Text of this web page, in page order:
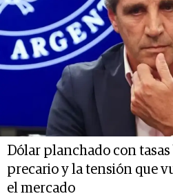
Dólar planchado con
precario y la tensión que
el mercado